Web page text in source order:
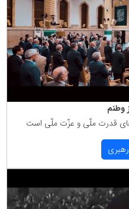
وطنم
قدرت ملّی و عزّت ملّی است